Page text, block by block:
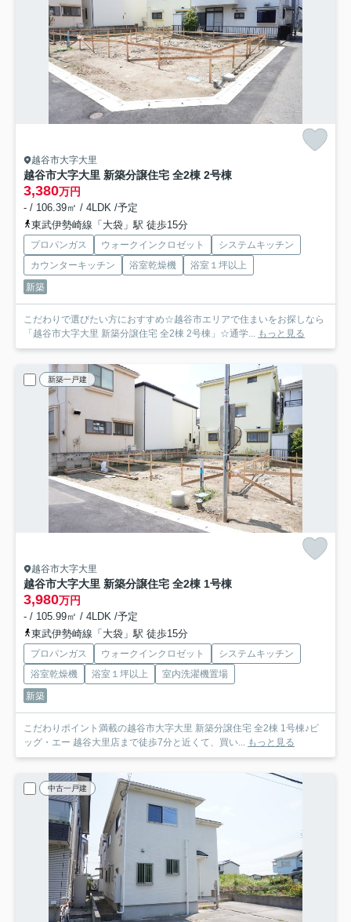
越谷市大字大里
越谷市大字大里 新築分譲住宅 全2棟 2号棟
3,380万円
- / 106.39㎡ / 4LDK /予定
東武伊勢崎線「大袋」駅 徒歩15分
プロパンガス ウォークインクロゼット
システムキッチン
カウンターキッチン
浴室乾燥機
浴室１坪以上
新築
こだわりで選びたい方におすすめ☆越谷市エリアで住まいをお探しなら
「越谷市大字大里 新築分譲住宅 全2棟 2号棟」☆通学... もっと見る
新築一戸建
越谷市大字大里
越谷市大字大里 新築分譲住宅 全2棟 1号棟
3,980万円
- / 105.99㎡ / 4LDK /予定
東武伊勢崎線「大袋」駅 徒歩15分
プロパンガス ウォークインクロゼット
システムキッチン
浴室乾燥機
浴室１坪以上
室内洗濯機置場
新築
こだわりポイント満載の越谷市大字大里 新築分譲住宅 全2棟 1号棟♪ビ
ッグ・エー 越谷大里店まで徒歩7分と近くて、買い... もっと見る
中古一戸建